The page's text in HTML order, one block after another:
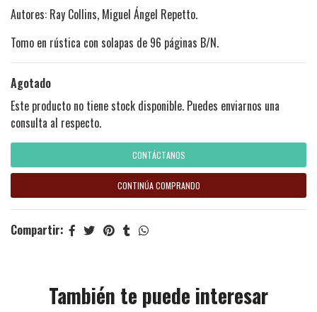
Autores: Ray Collins, Miguel Ángel Repetto.
Tomo en rústica con solapas de 96 páginas B/N.
Agotado
Este producto no tiene stock disponible. Puedes enviarnos una
consulta al respecto.
CONTÁCTANOS
CONTINÚA COMPRANDO
Compartir:
También te puede interesar